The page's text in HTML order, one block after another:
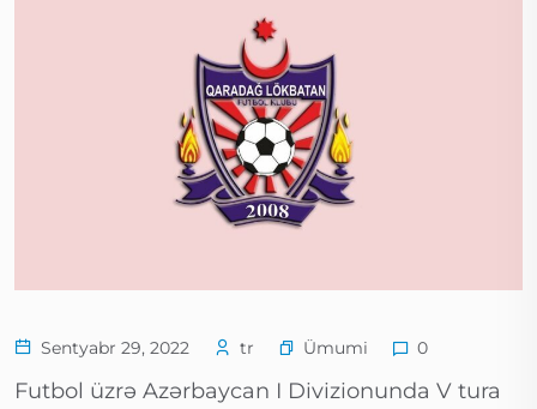
Sentyabr 29, 2022 tr Ümumi 0
Futbol üzrə Azərbaycan I Divizionunda V tura